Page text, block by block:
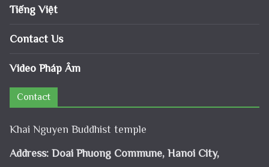
Tiếng Việt
Contact Us
Video Pháp Âm
Contact
Khai Nguyen Buddhist temple
Address: Doai Phuong Commune, Hanoi City,